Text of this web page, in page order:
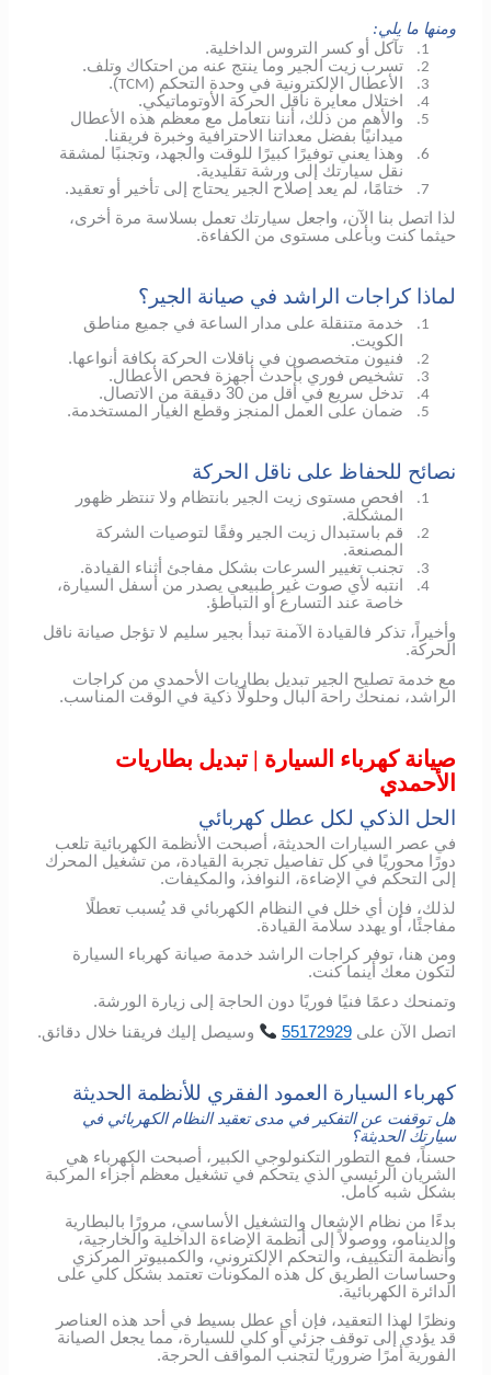
ومنها ما يلي:
1. تآكل أو كسر التروس الداخلية.
2. تسرب زيت الجير وما ينتج عنه من احتكاك وتلف.
3. الأعطال الإلكترونية في وحدة التحكم (TCM
).
4. اختلال معايرة ناقل الحركة الأوتوماتيكي.
5.
والأهم من ذلك، أننا نتعامل مع معظم هذه الأعطال
ميدانيًا بفضل معداتنا الاحترافية وخبرة فريقنا.
6.
وهذا يعني توفيرًا كبيرًا للوقت والجهد، وتجنبًا لمشقة
نقل سيارتك إلى ورشة تقليدية.
7.
ختامًا، لم يعد إصلاح الجير يحتاج إلى تأخير أو تعقيد.
لذا اتصل بنا الآن، واجعل سيارتك تعمل بسلاسة مرة أخرى،
حيثما كنت وبأعلى مستوى من الكفاءة.
لماذا كراجات الراشد في صيانة الجير؟
1.
خدمة متنقلة على مدار الساعة في جميع مناطق
الكويت.
2. فنيون متخصصون في ناقلات الحركة بكافة أنواعها.
3. تشخيص فوري بأحدث أجهزة فحص الأعطال.
4. تدخل سريع في أقل من 30 دقيقة من الاتصال.
5. ضمان على العمل المنجز وقطع الغيار المستخدمة.
نصائح للحفاظ على ناقل الحركة
1.
افحص مستوى زيت الجير بانتظام ولا تنتظر ظهور
المشكلة.
2.
قم باستبدال زيت الجير وفقًا لتوصيات الشركة
المصنعة.
3. تجنب تغيير السرعات بشكل مفاجئ أثناء القيادة.
4.
انتبه لأي صوت غير طبيعي يصدر من أسفل السيارة،
خاصة عند التسارع أو التباطؤ.
وأخيراً، تذكر فالقيادة الآمنة تبدأ بجير سليم لا تؤجل صيانة ناقل
الحركة.
مع خدمة تصليح الجير تبديل بطاريات الأحمدي من كراجات
الراشد، نمنحك راحة البال وحلولًا ذكية في الوقت المناسب.
صيانة كهرباء السيارة | تبديل بطاريات
الأحمدي
الحل الذكي لكل عطل كهربائي
في عصر السيارات الحديثة، أصبحت الأنظمة الكهربائية تلعب
دورًا محوريًا في كل تفاصيل تجربة القيادة، من تشغيل المحرك
إلى التحكم في الإضاءة، النوافذ، والمكيفات.
لذلك، فإن أي خلل في النظام الكهربائي قد يُسبب تعطلًا
مفاجئًا، أو يهدد سلامة القيادة.
ومن هنا، توفر كراجات الراشد خدمة صيانة كهرباء السيارة
لتكون معك أينما كنت.
وتمنحك دعمًا فنيًا فوريًا دون الحاجة إلى زيارة الورشة.
اتصل
الآن على 55172929 وسيصل إليك فريقنا خلال دقائق.
كهرباء السيارة العمود الفقري للأنظمة الحديثة
هل توقفت عن التفكير في مدى تعقيد النظام الكهربائي في
سيارتك الحديثة؟
حسناً، فمع التطور التكنولوجي الكبير، أصبحت الكهرباء هي
الشريان الرئيسي الذي يتحكم في تشغيل معظم أجزاء المركبة
بشكل شبه كامل.
بدءًا من نظام الإشعال والتشغيل الأساسي، مرورًا بالبطارية
والدينامو، ووصولاً إلى أنظمة الإضاءة الداخلية والخارجية،
وأنظمة التكييف، والتحكم الإلكتروني، والكمبيوتر المركزي
وحساسات الطريق كل هذه المكونات تعتمد بشكل كلي على
الدائرة الكهربائية.
ونظرًا لهذا التعقيد، فإن أي عطل بسيط في أحد هذه العناصر
قد يؤدي إلى توقف جزئي أو كلي للسيارة، مما يجعل الصيانة
الفورية أمرًا ضروريًا لتجنب المواقف الحرجة.